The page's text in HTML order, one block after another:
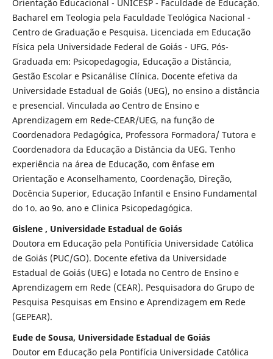
Orientação Educacional - UNICESP - Faculdade de Educação.
Bacharel em Teologia pela Faculdade Teológica Nacional -
Centro de Graduação e Pesquisa. Licenciada em Educação
Física pela Universidade Federal de Goiás - UFG. Pós-
Graduada em: Psicopedagogia, Educação a Distância,
Gestão Escolar e Psicanálise Clínica. Docente efetiva da
Universidade Estadual de Goiás (UEG), no ensino a distância
e presencial. Vinculada ao Centro de Ensino e
Aprendizagem em Rede-CEAR/UEG, na função de
Coordenadora Pedagógica, Professora Formadora/ Tutora e
Coordenadora da Educação a Distância da UEG. Tenho
experiência na área de Educação, com ênfase em
Orientação e Aconselhamento, Coordenação, Direção,
Docência Superior, Educação Infantil e Ensino Fundamental
do 1o. ao 9o. ano e Clinica Psicopedagógica.
Gislene , Universidade Estadual de Goiás
Doutora em Educação pela Pontifícia Universidade Católica
de Goiás (PUC/GO). Docente efetiva da Universidade
Estadual de Goiás (UEG) e lotada no Centro de Ensino e
Aprendizagem em Rede (CEAR). Pesquisadora do Grupo de
Pesquisa Pesquisas em Ensino e Aprendizagem em Rede
(GEPEAR).
Eude de Sousa, Universidade Estadual de Goiás
Doutor em Educação pela Pontifícia Universidade Católica